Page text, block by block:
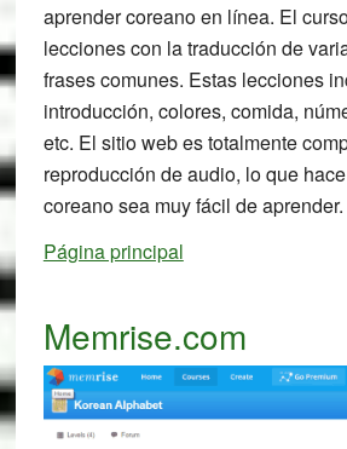
aprender coreano en línea. El
lecciones con la traducción de
frases comunes. Estas lecciones
introducción, colores, comida,
etc. El sitio web es totalmente
reproducción de audio, lo que
coreano sea muy fácil de aprender.
Página principal
Memrise.com